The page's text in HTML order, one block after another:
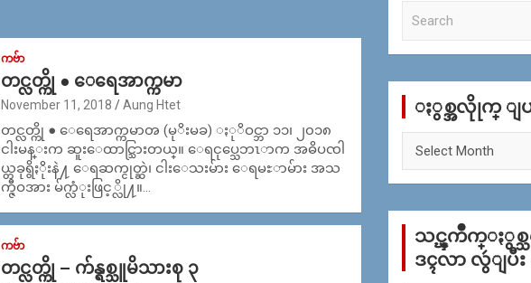
ကဗ်ာ
တင္လတ္ကို ● ေရေအာက္ကမာ
November 11, 2018 Aung Htet
တင္လတ္ကို ● ေရေအာက္ကမာၻ (မုိးမခ) ႏုိဝင္ဘာ ၁၁၊ ၂၀၁၈
ငါးမန္းက ဆူးေထာင္သြားတယ္။ ေရငုပ္သေဘၤာက အဓိပၸါ
ယ္တခုရွိႏိုးနဲ႔ ေရဆက္ငုတ္ဆဲ၊ ငါးေသးမ်ား ေရမႊာမ်ား အသ
က္ဇီဝအား မ်က္လံုးဖြင့္လို႔။…
ကဗ်ာ
တင္လတ္ကို – က်န္ရစ္သူမိသားစု ၃
c
ႏွစ္အလိုုက္ ျပန္
က္
န္
သင္ၾကိဳက္ႏွစ္သ
ဒၚလာ လွဴျပီး